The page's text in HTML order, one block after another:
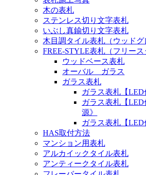
木の表札
ステンレス切り文字表札
いぶし真鍮切り文字表札
木目調タイル表札（ウッドグ
FREE-STYLE表札（フリース
ウッドベース表札
オーバル ガラス
ガラス表札
ガラス表札【LED
ガラス表札【
源》
ガラス表札【
HAS取付方法
マンション用表札
アルカイックタイル表札
アンティークタイル表札